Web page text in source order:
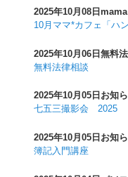
2025年10月08日
10月ママ*カフェ「ハ
2025年10月06日 無料
無料法律相談
2025年10月05日 お知
七五三撮影会 2025
2025年10月05日 お知
簿記入門講座